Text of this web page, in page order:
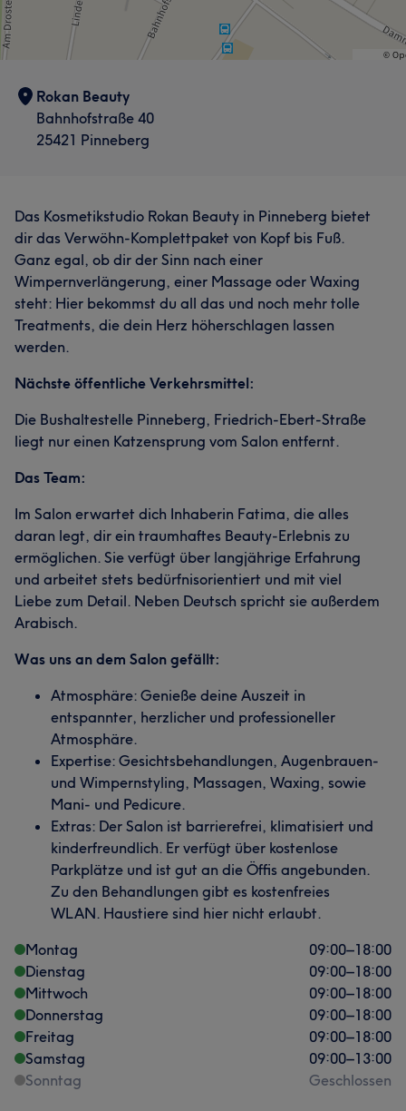
Rokan Beauty
Bahnhofstraße 40
25421 Pinneberg
Das Kosmetikstudio Rokan Beauty in Pinneberg bietet
dir das Verwöhn-Komplettpaket von Kopf bis Fuß.
Ganz egal, ob dir der Sinn nach einer
Wimpernverlängerung, einer Massage oder Waxing
steht: Hier bekommst du all das und noch mehr tolle
Treatments, die dein Herz höherschlagen lassen
werden.
Nächste öffentliche Verkehrsmittel:
Die Bushaltestelle Pinneberg, Friedrich-Ebert-Straße
liegt nur einen Katzensprung vom Salon entfernt.
Das Team:
Im Salon erwartet dich Inhaberin Fatima, die alles
daran legt, dir ein traumhaftes Beauty-Erlebnis zu
ermöglichen. Sie verfügt über langjährige Erfahrung
und arbeitet stets bedürfnisorientiert und mit viel
Liebe zum Detail. Neben Deutsch spricht sie außerdem
Arabisch.
Was uns an dem Salon gefällt:
Atmosphäre: Genieße deine Auszeit in
entspannter, herzlicher und professioneller
Atmosphäre.
Expertise: Gesichtsbehandlungen, Augenbrauen-
und Wimpernstyling, Massagen, Waxing, sowie
Mani- und Pedicure.
Extras: Der Salon ist barrierefrei, klimatisiert und
kinderfreundlich. Er verfügt über kostenlose
Parkplätze und ist gut an die Öffis angebunden.
Zu den Behandlungen gibt es kostenfreies
WLAN. Haustiere sind hier nicht erlaubt.
Montag
09:00–18:00
Dienstag
09:00–18:00
Mittwoch
09:00–18:00
Donnerstag
09:00–18:00
Freitag
09:00–18:00
Samstag
09:00–13:00
Sonntag
Geschlossen